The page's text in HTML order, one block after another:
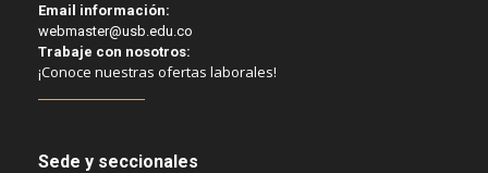
Email información:
webmaster@usb.edu.co
Trabaje con nosotros:
¡Conoce nuestras ofertas laborales!
Sede y seccionales